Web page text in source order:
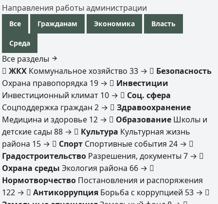
Направления работы администрации
Все Гражданам Экономика Власть
Среда
Все разделы
ЖКХ Коммунальное хозяйство 33 →
Безопасность
Охрана правопорядка 19 →
Инвестиции
Инвестиционный климат 10 →
Соц. сфера
Соцподдержка граждан 2 →
Здравоохранение
Медицина и здоровье 12 → Образование Школы и
детские сады 88 → Культура Культурная жизнь
района 15 → Спорт Спортивные события 24 →
Градостроительство Разрешения, документы 7 →
Охрана среды Экология района 66 →
Нормотворчество Постановления и распоряжения
122 → Антикоррупция Борьба с коррупцией 53 →